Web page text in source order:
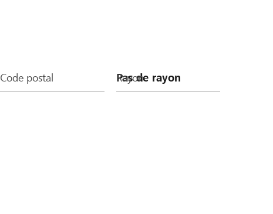
Code postal Rayon